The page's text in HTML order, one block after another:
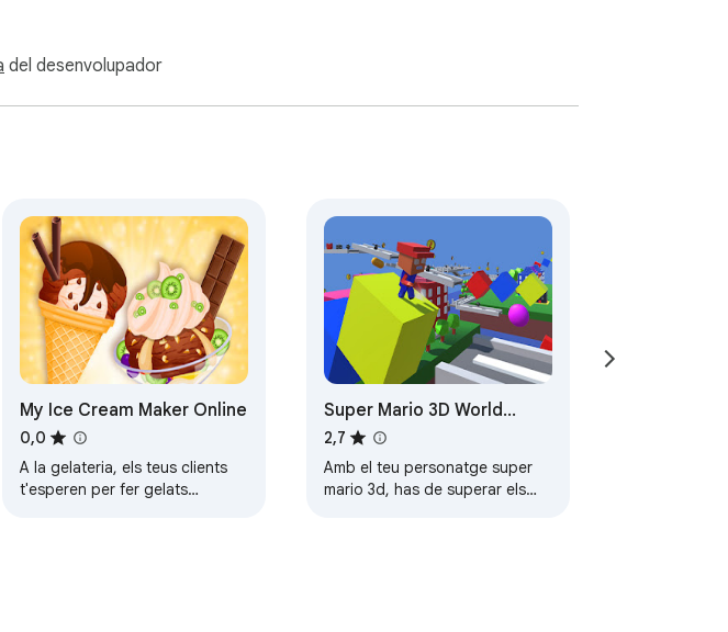
del desenvolupador
My Ice Cream Maker Online
0,0
A la gelateria, els teus clients
t'esperen per fer gelats
Super Mario 3D World
Adventure Online
2,7
Amb el teu personatge super
mario 3d, has de superar els